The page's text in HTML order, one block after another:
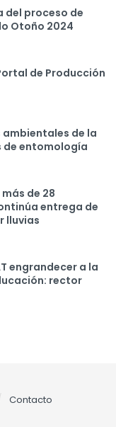
del proceso de
Otoño 2024
de Producción
de la
de entomología
de 28
entrega de
lluvias
engrandecer a la
rector
Contacto